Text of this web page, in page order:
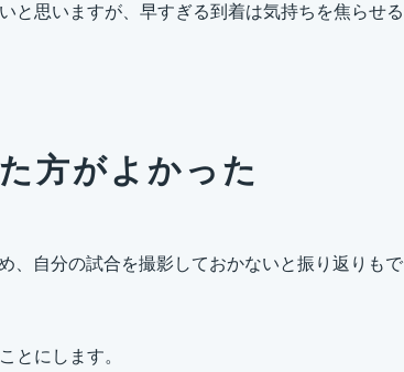
と思いますが、早すぎる到着は気持ちを焦らせる
方がよかった
、自分の試合を撮影しておかないと振り返りもで
とにします。